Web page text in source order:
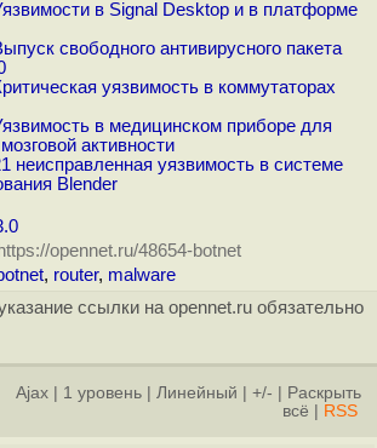
в Signal Desktop и в платформе
свободного антивирусного пакета
уязвимость в коммутаторах
в медицинском приборе для
активности
неисправленная уязвимость в системе
Blender
opennet.ru/48654-botnet
, router, malware
ссылки на opennet.ru обязательно
Ajax 1 уровень Линейный +/-
Раскрыть
всё
RSS